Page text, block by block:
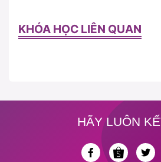
KHÓA HỌC LIÊN QUAN
HÃY LUÔN